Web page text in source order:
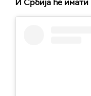
И Србија ће